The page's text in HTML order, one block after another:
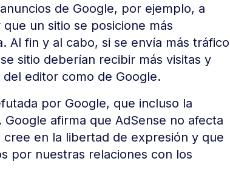
de Google, por ejemplo, a
un sitio se posicione más
Al fin y al cabo, si se envía más tráfico
sitio deberían recibir más visitas y
editor como de Google.
por Google, que incluso la
. Google afirma que AdSense no afecta
cree en la libertad de expresión y que
por nuestras relaciones con los